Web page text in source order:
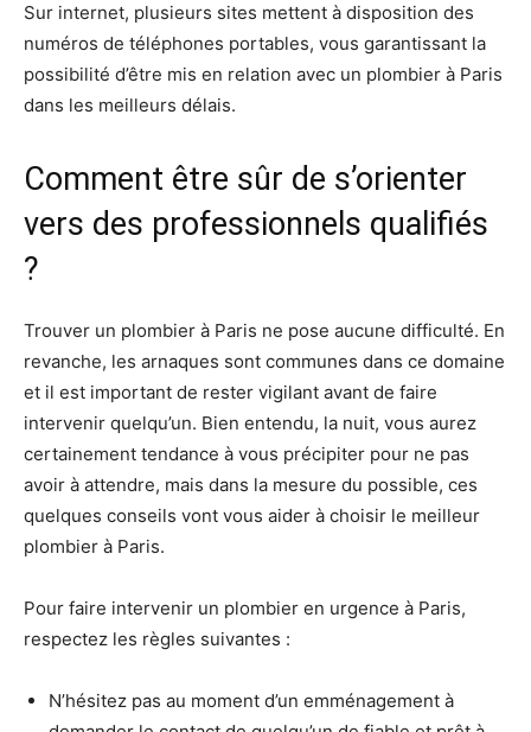
Sur internet, plusieurs sites mettent à disposition des
numéros de téléphones portables, vous garantissant la
possibilité d’être mis en relation avec un plombier à Paris
dans les meilleurs délais.
Comment être sûr de s’orienter
vers des professionnels qualifiés
?
Trouver un plombier à Paris ne pose aucune difficulté. En
revanche, les arnaques sont communes dans ce domaine
et il est important de rester vigilant avant de faire
intervenir quelqu’un. Bien entendu, la nuit, vous aurez
certainement tendance à vous précipiter pour ne pas
avoir à attendre, mais dans la mesure du possible, ces
quelques conseils vont vous aider à choisir le meilleur
plombier à Paris.
Pour faire intervenir un plombier en urgence à Paris,
respectez les règles suivantes :
N’hésitez pas au moment d’un emménagement à